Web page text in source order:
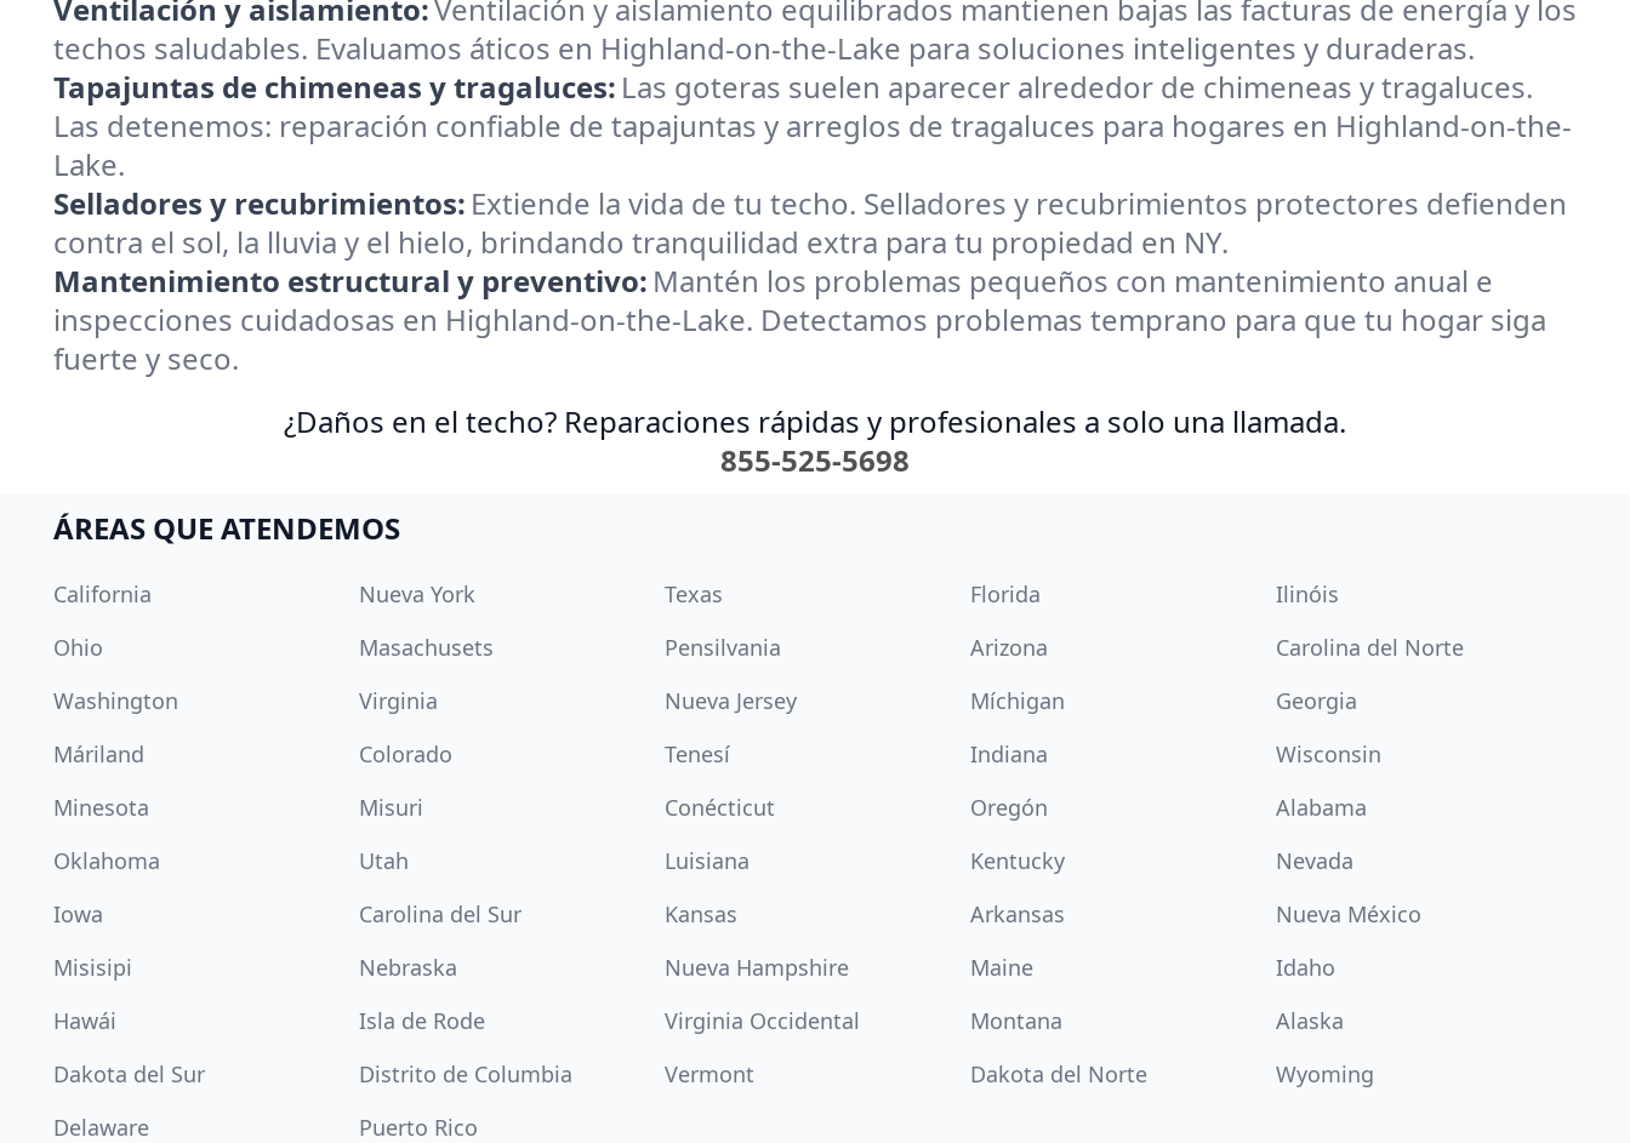
Ventilación y aislamiento:Ventilación y aislamiento equilibrados mantienen bajas las facturas de energía y los
techos saludables. Evaluamos áticos en Highland-on-the-Lake para soluciones inteligentes y duraderas.
Tapajuntas de chimeneas y tragaluces: Las goteras suelen aparecer alrededor de chimeneas y tragaluces.
Las detenemos: reparación confiable de tapajuntas y arreglos de tragaluces para hogares en Highland-on-the-
Lake.
Selladores y recubrimientos: Extiende la vida de tu techo. Selladores y recubrimientos protectores defienden
contra el sol, la lluvia y el hielo, brindando tranquilidad extra para tu propiedad en NY.
Mantenimiento estructural y preventivo: Mantén los problemas pequeños con mantenimiento anual e
inspecciones cuidadosas en Highland-on-the-Lake. Detectamos problemas temprano para que tu hogar siga
fuerte y seco.
¿Daños en el techo? Reparaciones rápidas y profesionales a solo una llamada.
855-525-5698
ÁREAS QUE ATENDEMOS
California Nueva York Texas Florida
Ilinóis
Ohio
Masachusets Pensilvania Arizona
Carolina del Norte
Washington
Virginia Nueva Jersey Míchigan
Georgia
Máriland
Colorado Tenesí Indiana
Wisconsin
Minesota
Misuri Conécticut Oregón
Alabama
Oklahoma
Utah Luisiana Kentucky
Nevada
Iowa
Carolina del Sur Kansas Arkansas
Nueva México
Misisipi
Nebraska Nueva Hampshire Maine
Idaho
Hawái
Isla de Rode Virginia Occidental Montana
Alaska
Dakota del Sur
Distrito de Columbia Vermont Dakota del Norte
Wyoming
Delaware
Puerto Rico